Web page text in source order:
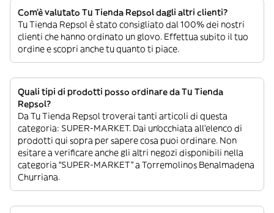
Com’è valutato Tu Tienda Repsol dagli altri clienti?
Tu Tienda Repsol è stato consigliato dal 100% dei nostri
clienti che hanno ordinato un glovo. Effettua subito il tuo
ordine e scopri anche tu quanto ti piace.
Quali tipi di prodotti posso ordinare da Tu Tienda
Repsol?
Da Tu Tienda Repsol troverai tanti articoli di questa
categoria: SUPER-MARKET. Dai un’occhiata all’elenco di
prodotti qui sopra per sapere cosa puoi ordinare. Non
esitare a verificare anche gli altri negozi disponibili nella
categoria “SUPER-MARKET” a Torremolinos Benalmadena
Churriana.